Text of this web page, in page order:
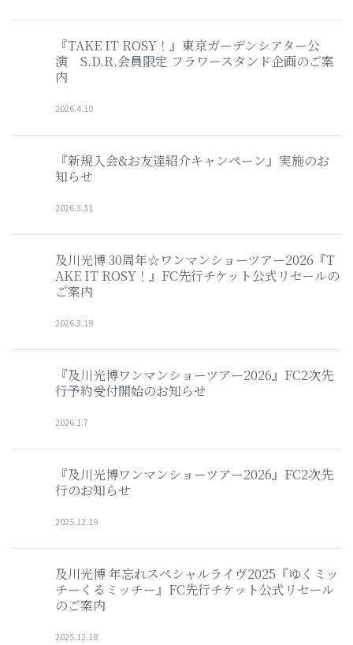
『TAKE IT ROSY！』東京ガーデンシアター公
演 S.D.R.会員限定 フラワースタンド企画のご案
内
2026.4.10
『新規入会&お友達紹介キャンペーン』実施のお
知らせ
2026.3.31
及川光博 30周年☆ワンマンショーツアー2026『T
AKE IT ROSY！』FC先行チケット公式リセールの
ご案内
2026.3.19
『及川光博ワンマンショーツアー2026』FC2次先
行予約受付開始のお知らせ
2026.1.7
『及川光博ワンマンショーツアー2026』FC2次先
行のお知らせ
2025.12.19
及川光博 年忘れスペシャルライヴ2025『ゆくミッ
チーくるミッチー』FC先行チケット公式リセール
のご案内
2025.12.18